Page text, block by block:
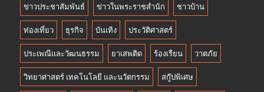
ข่าวประชาสัมพันธ์ ข่าวในพระราชสำนัก ชาวบ้าน
ท่องเที่ยว ธุรกิจ บันเทิง ประวัติศาสตร์
ประเพณีและวัฒนธรรม ยาเสพติด ร้องเรียน วาตภัย
วิทยาศาสตร์ เทคโนโลยี และนวัตกรรม สกู๊ปพิเศษ